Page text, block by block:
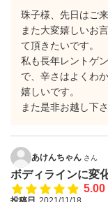
珠子様、先日はご
また大変嬉しいお
て頂きたいです。
私も長年レントゲ
で、辛さはよくわ
嬉しいです。
また是非お越し下
あけんちゃん さん
ボディラインに変
5.00